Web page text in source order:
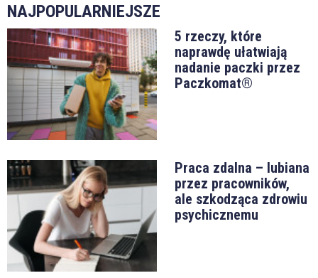
NAJPOPULARNIEJSZE
5 rzeczy, które
naprawdę ułatwiają
nadanie paczki przez
Paczkomat®
Praca zdalna – lubiana
przez pracowników,
ale szkodząca zdrowiu
psychicznemu